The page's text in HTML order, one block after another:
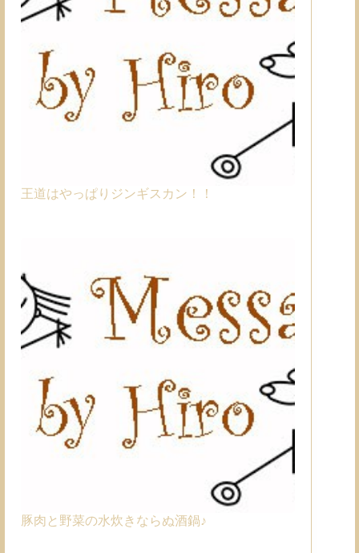
王道はやっぱりジンギスカン！！
豚肉と野菜の水炊きならぬ酒鍋♪